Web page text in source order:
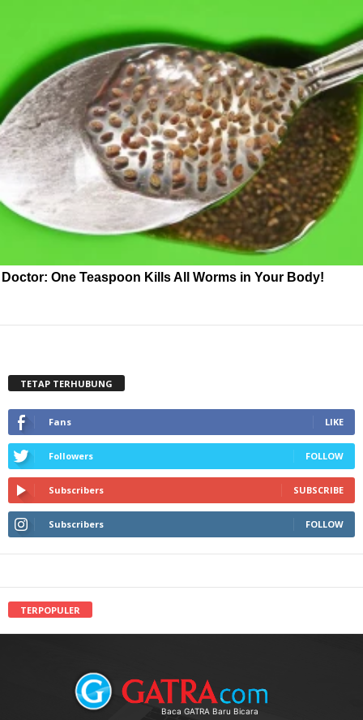
Doctor: One Teaspoon Kills All Worms in Your Body!
TETAP TERHUBUNG
Fans LIKE
Followers FOLLOW
Subscribers SUBSCRIBE
Subscribers FOLLOW